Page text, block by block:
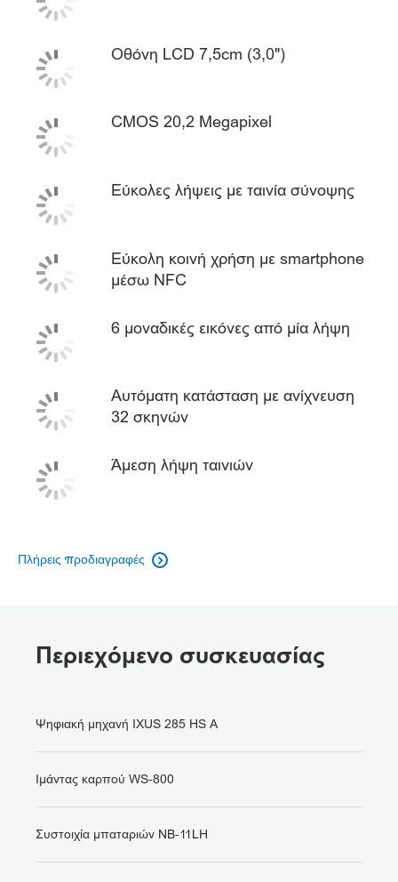
Οθόνη LCD 7,5cm (3,0")
CMOS 20,2 Megapixel
Εύκολες λήψεις με ταινία σύνοψης
Εύκολη κοινή χρήση με smartphone
μέσω NFC
6 μοναδικές εικόνες από μία λήψη
Αυτόματη κατάσταση με ανίχνευση
32 σκηνών
Άμεση λήψη ταινιών
Πλήρεις προδιαγραφές 
Περιεχόμενο συσκευασίας
Ψηφιακή μηχανή IXUS 285 HS A
Ιμάντας καρπού WS-800
Συστοιχία μπαταριών NB-11LH